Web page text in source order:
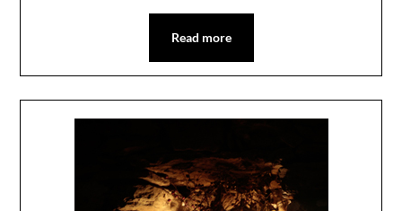
Read more